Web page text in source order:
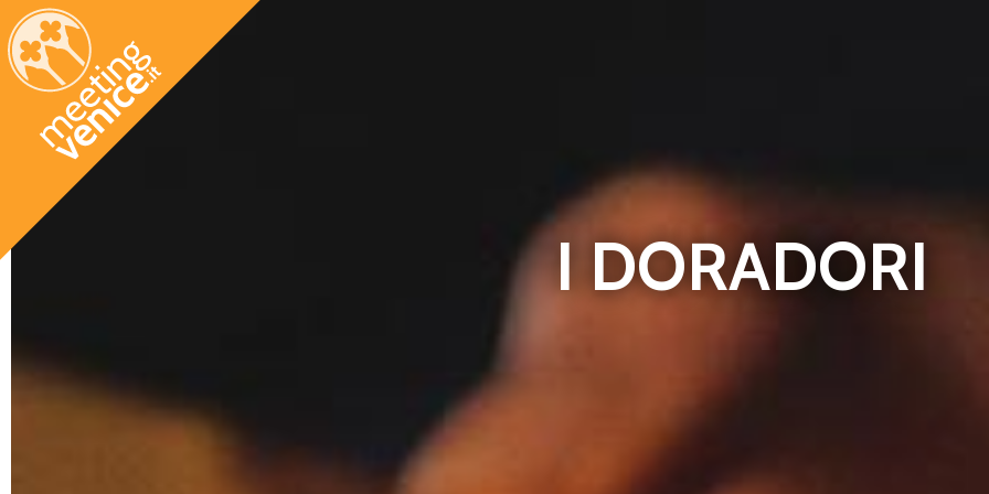
Salta al contenuto principale
I DORADORI